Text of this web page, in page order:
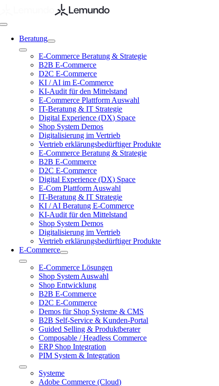
springen
Toggle
NavigationBeratung
Toggle
Navigation
E-Commerce Beratung & Strategie
B2B E-Commerce
D2C E-Commerce
KI / AI im E-Commerce
KI-Audit für den Mittelstand
E-Commerce Plattform Auswahl
IT-Beratung & IT Strategie
Digital Experience (DX) Space
Shop System Demos
Digitalisierung im Vertrieb
Vertrieb erklärungsbedürftiger Produkte
E-Commerce Beratung & Strategie
B2B E-Commerce
D2C E-Commerce
Digital Experience (DX) Space
E-Com Plattform Auswahl
IT-Beratung & IT Strategie
KI / AI Beratung E-Commerce
KI-Audit für den Mittelstand
Shop System Demos
Digitalisierung im Vertrieb
Vertrieb erklärungsbedürftiger Produkte
E-Commerce
Toggle
Navigation
E-Commerce Lösungen
Shop System Auswahl
Shop Entwicklung
B2B E-Commerce
D2C E-Commerce
Demos für Shop Systeme & CMS
B2B Self-Service & Kunden-Portal
Guided Selling & Produktberater
Composable / Headless Commerce
ERP Shop Integration
PIM System & Integration
Toggle
Navigation
Systeme
Adobe Commerce (Cloud)